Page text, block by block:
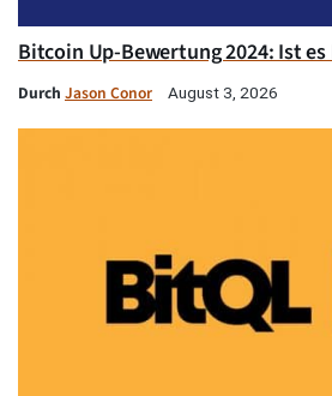
Bitcoin Up-Bewertung 2024: Ist
Durch Jason Conor August 3, 2026